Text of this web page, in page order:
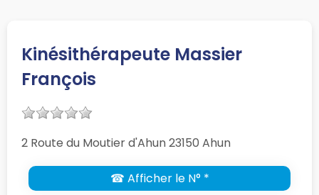
Kinésithérapeute Massier
François
2 Route du Moutier d'Ahun 23150 Ahun
☎ Afficher le N° *